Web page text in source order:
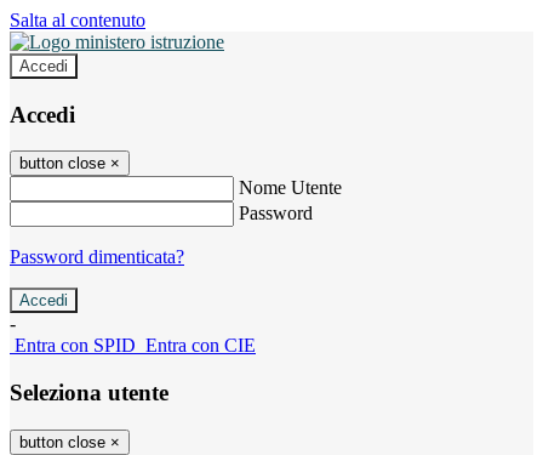
Salta al contenuto
Accedi
Accedi
button close ×
Nome Utente
Password
Password dimenticata?
-
Entra con SPID Entra con CIE
Seleziona utente
button close ×